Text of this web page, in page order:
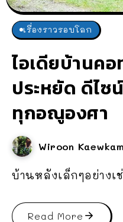
เรื่องราวรอบโลก
ไอเดียบ้านคอ
ประหยัด ดีไซ
ทุกอณูองศา
Wiroon
บ้านหลังเล็กๆอย่าง
Read More